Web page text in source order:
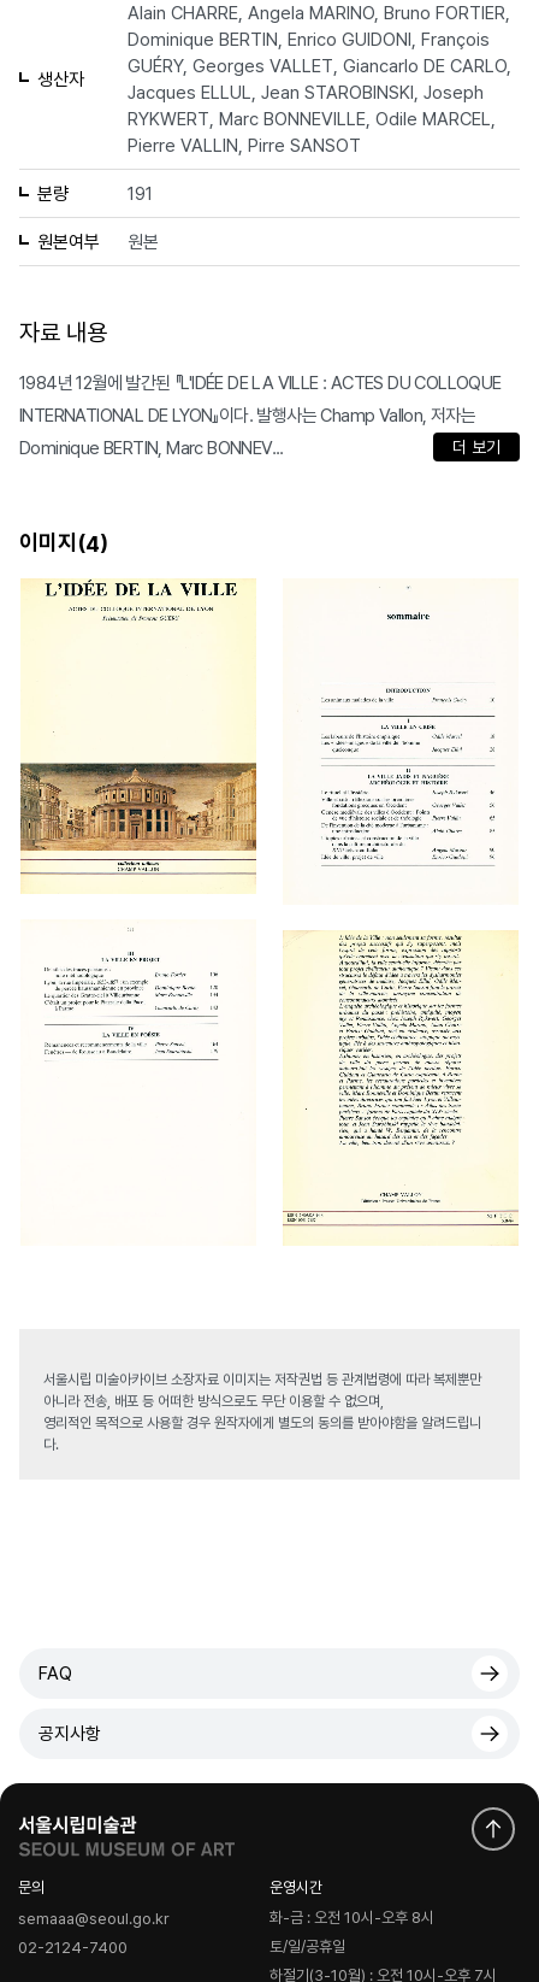
생산자
Alain CHARRE, Angela MARINO, Bruno FORTIER,
Dominique BERTIN, Enrico GUIDONI, François
GUÉRY, Georges VALLET, Giancarlo DE CARLO,
Jacques ELLUL, Jean STAROBINSKI, Joseph
RYKWERT, Marc BONNEVILLE, Odile MARCEL,
Pierre VALLIN, Pirre SANSOT
분량 191
원본여부 원본
자료 내용
1984년 12월에 발간된 『L'IDÉE DE LA VILLE : ACTES DU COLLOQUE
INTERNATIONAL DE LYON』이다. 발행사는 Champ Vallon, 저자는
Dominique BERTIN, Marc BONNEV...
더 보기
이미지(4)
서울시립 미술아카이브 소장자료 이미지는 저작권법 등 관계법령에 따라 복제뿐만
아니라 전송, 배포 등 어떠한 방식으로도 무단 이용할 수 없으며,
영리적인 목적으로 사용할 경우 원작자에게 별도의 동의를 받아야함을 알려드립니
다.
FAQ
공지사항
문의
semaaa@seoul.go.kr
02-2124-7400
운영시간
화-금 : 오전 10시-오후 8시
토/일/공휴일
하절기(3-10월) : 오전 10시-오후 7시